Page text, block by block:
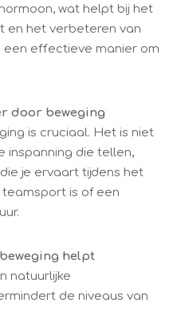
wat helpt bij het
en het verbeteren van
een effectieve manier om
door beweging
is cruciaal. Het is niet
inspanning die tellen,
je ervaart tijdens het
is of een
helpt
natuurlijke
de niveaus van